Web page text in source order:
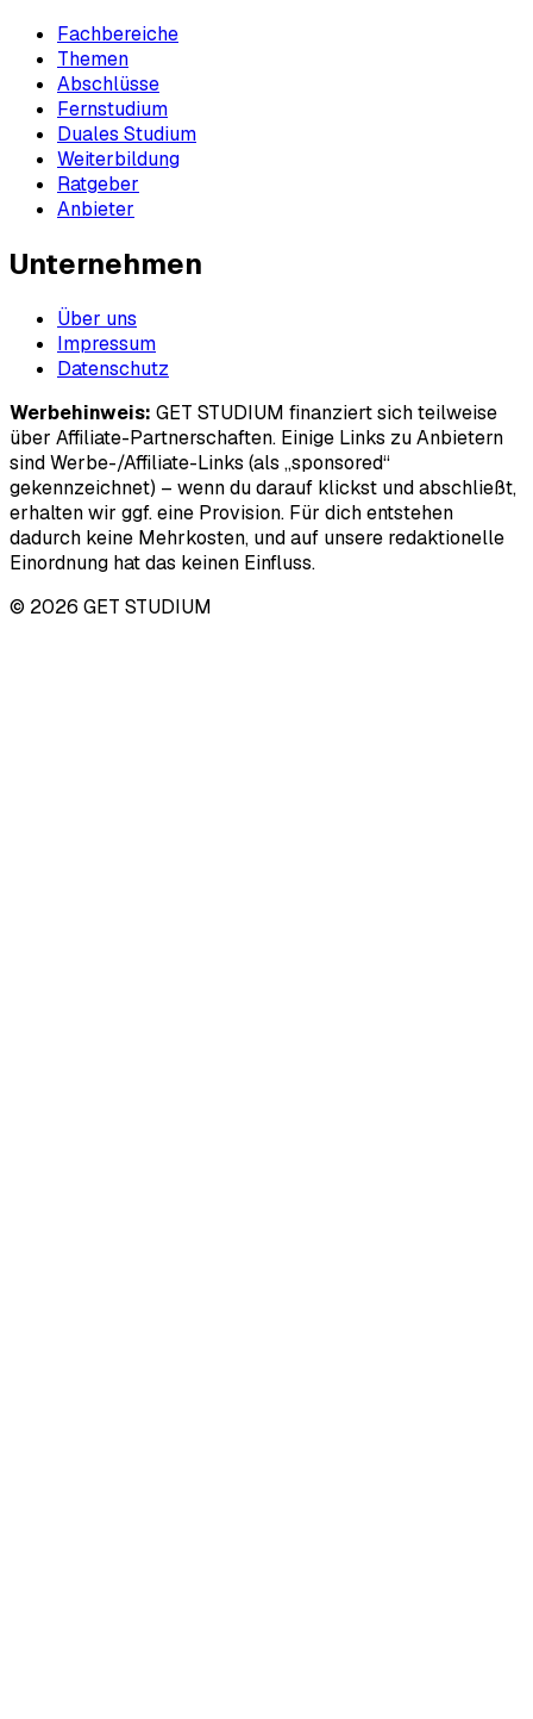
Fachbereiche
Themen
Abschlüsse
Fernstudium
Duales Studium
Weiterbildung
Ratgeber
Anbieter
Unternehmen
Über uns
Impressum
Datenschutz
Werbehinweis: GET STUDIUM finanziert sich teilweise
über Affiliate-Partnerschaften. Einige Links zu Anbietern
sind Werbe-/Affiliate-Links (als „sponsored“
gekennzeichnet) – wenn du darauf klickst und abschließt,
erhalten wir ggf. eine Provision. Für dich entstehen
dadurch keine Mehrkosten, und auf unsere redaktionelle
Einordnung hat das keinen Einfluss.
© 2026 GET STUDIUM